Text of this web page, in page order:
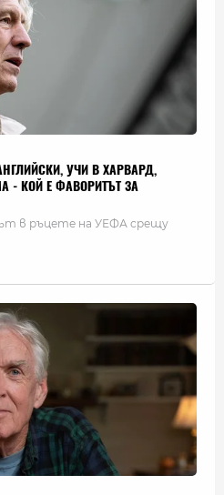
УЧИ В ХАРВАРД,
- КОЙ Е ФАВОРИТЪТ ЗА
в ръцете на УЕФА срещу